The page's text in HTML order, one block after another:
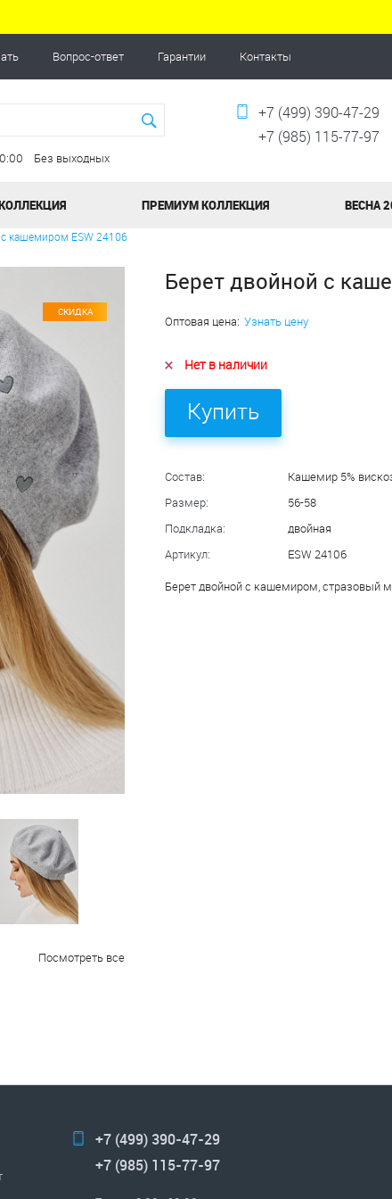
Вопрос-ответ Гарантии Контакты
Без выходных
+7 (499) 390-47-29
+7 (985) 115-77-97
ПРЕМИУМ КОЛЛЕКЦИЯ ВЕСНА
кашемиром ESW 24106
СКИДКА
Посмотреть все
Берет двойной с
Оптовая цена: Узнать цену
Нет в наличии
Купить
Состав:
Кашемир 5%
Размер:
56-58
Подкладка:
двойная
Артикул:
ESW 24106
Берет двойной с кашемиром, стразовый
+7 (499) 390-47-29
+7 (985) 115-77-97